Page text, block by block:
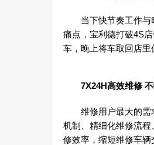
当下快节奏工作与时
痛点，宝利德打破4S
车，晚上将车取回店里
7X24H高效维修
维修用户最大的需求
机制、精细化维修流
修效率，缩短维修车